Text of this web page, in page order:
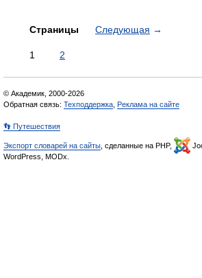
Страницы Следующая →
1 2
© Академик, 2000-2026
Обратная связь: Техподдержка Реклама на сайте
👣 Путешествия
Экспорт словарей на сайты , сделанные на PHP,
WordPress, MODx.